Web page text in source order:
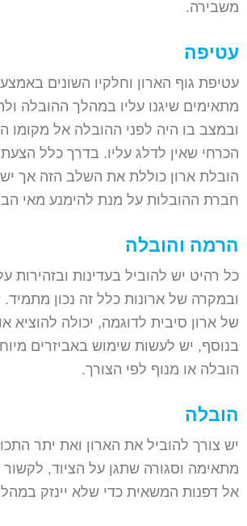
משבירה.
עטיפה
עטיפת גוף הארון וחלקיו השונים
מתאימים שיגנו עליו במהלך ההובלה
ובמצב בו היה לפני ההובלה אל מקומו
הכרחי שאין לדלג עליו. בדרך כלל
הובלת ארון כוללת את השלב הזה אך יש
חברת ההובלות על מנת להימנע מאי
הרמה והובלה
כל רהיט יש להוביל בעדינות ובזהירות
ובמקרה של ארונות כלל זה נכון מתמיד.
של ארון סיבית לדוגמה, יכולה להוציא
בנוסף, יש לעשות שימוש באביזרים
הובלה או מנוף לפי הצורך.
הובלה
יש צורך להוביל את הארון ואת יתר
מתאימה וסגורה שתגן על הציוד,
אל דפנות המשאית כדי שלא יינזק